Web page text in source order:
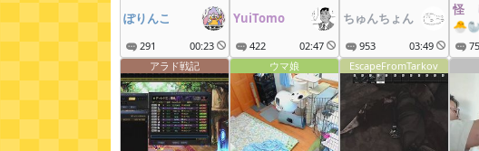
ぽりんこ
291 00:23
YuiTomo
422 02:47
める！
ちゅんちょん
953 03:49
12
怪゚
アラド戦記
ウマ娘 EscapeFromTarkov